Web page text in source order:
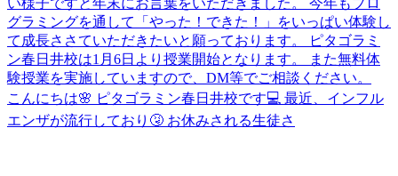
こんにちは🌸 ピタゴラミン春日井校です💻 最近、インフル
エンザが流行しており🤧 お休みされる生徒さ